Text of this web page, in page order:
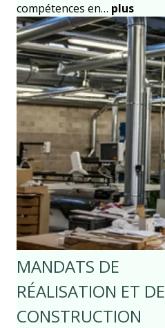
compétences en… plus
MANDATS DE
RÉALISATION ET DE
CONSTRUCTION